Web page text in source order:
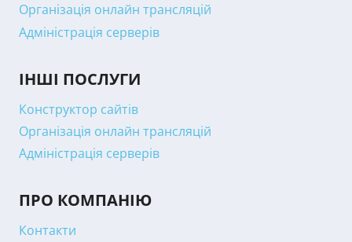
Організація онлайн трансляцій
Адміністрація серверів
ІНШІ ПОСЛУГИ
Конструктор сайтів
Організація онлайн трансляцій
Адміністрація серверів
ПРО КОМПАНІЮ
Контакти